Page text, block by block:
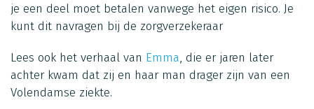
je een deel moet betalen vanwege het eigen risico. Je
kunt dit navragen bij de zorgverzekeraar
Lees ook het verhaal van Emma, die er jaren later
achter kwam dat zij en haar man drager zijn van een
Volendamse ziekte.